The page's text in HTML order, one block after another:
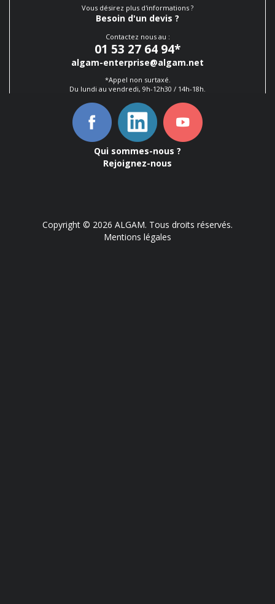
Vous désirez plus d'informations ?
Besoin d'un devis ?
Contactez nous au :
01 53 27 64 94*
algam-enterprise@algam.net
*Appel non surtaxé.
Du lundi au vendredi, 9h-12h30 / 14h-18h.
Qui sommes-nous ?
Rejoignez-nous
Copyright © 2026 ALGAM. Tous droits réservés.
Mentions légales